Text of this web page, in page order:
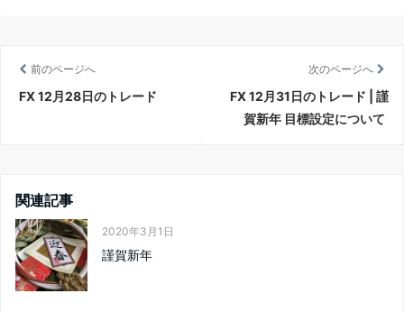
前のページへ
FX 12月28日のトレード
次のページへ
FX 12月31日のトレード | 謹
賀新年 目標設定について
関連記事
2020年3月1日
謹賀新年